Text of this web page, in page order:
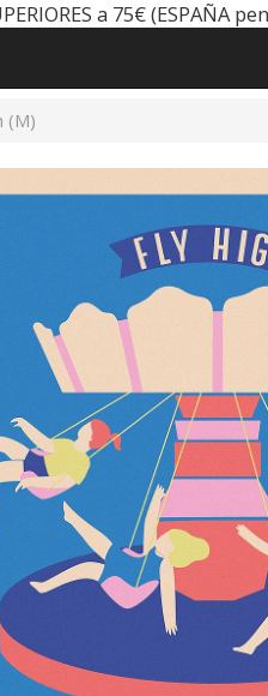
a 75€ (ESPAÑA
(M)